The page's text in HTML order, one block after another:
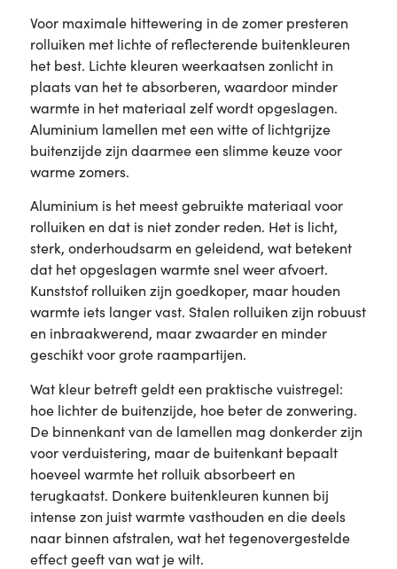
Voor maximale hittewering in de zomer presteren
rolluiken met lichte of reflecterende buitenkleuren
het best. Lichte kleuren weerkaatsen zonlicht in
plaats van het te absorberen, waardoor minder
warmte in het materiaal zelf wordt opgeslagen.
Aluminium lamellen met een witte of lichtgrijze
buitenzijde zijn daarmee een slimme keuze voor
warme zomers.
Aluminium is het meest gebruikte materiaal voor
rolluiken en dat is niet zonder reden. Het is licht,
sterk, onderhoudsarm en geleidend, wat betekent
dat het opgeslagen warmte snel weer afvoert.
Kunststof rolluiken zijn goedkoper, maar houden
warmte iets langer vast. Stalen rolluiken zijn robuust
en inbraakwerend, maar zwaarder en minder
geschikt voor grote raampartijen.
Wat kleur betreft geldt een praktische vuistregel:
hoe lichter de buitenzijde, hoe beter de zonwering.
De binnenkant van de lamellen mag donkerder zijn
voor verduistering, maar de buitenkant bepaalt
hoeveel warmte het rolluik absorbeert en
terugkaatst. Donkere buitenkleuren kunnen bij
intense zon juist warmte vasthouden en die deels
naar binnen afstralen, wat het tegenovergestelde
effect geeft van wat je wilt.